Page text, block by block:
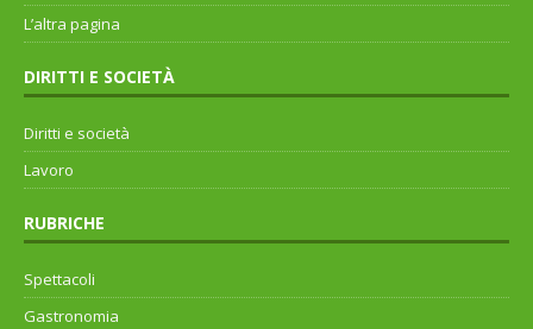
L’altra pagina
DIRITTI E SOCIETÀ
Diritti e società
Lavoro
RUBRICHE
Spettacoli
Gastronomia